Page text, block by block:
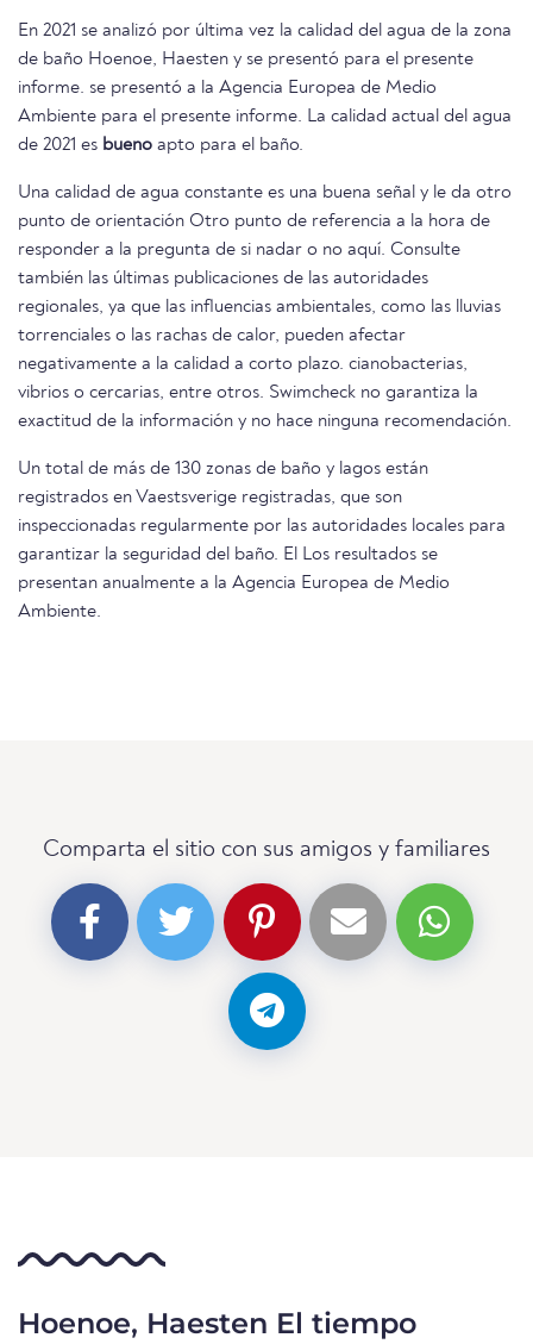
En 2021 se analizó por última vez la calidad del agua de la zona
de baño Hoenoe, Haesten y se presentó para el presente
informe. se presentó a la Agencia Europea de Medio
Ambiente para el presente informe. La calidad actual del agua
de 2021 es bueno apto para el baño.
Una calidad de agua constante es una buena señal y le da otro
punto de orientación Otro punto de referencia a la hora de
responder a la pregunta de si nadar o no aquí. Consulte
también las últimas publicaciones de las autoridades
regionales, ya que las influencias ambientales, como las lluvias
torrenciales o las rachas de calor, pueden afectar
negativamente a la calidad a corto plazo. cianobacterias,
vibrios o cercarias, entre otros. Swimcheck no garantiza la
exactitud de la información y no hace ninguna recomendación.
Un total de más de 130 zonas de baño y lagos están
registrados en Vaestsverige registradas, que son
inspeccionadas regularmente por las autoridades locales para
garantizar la seguridad del baño. El Los resultados se
presentan anualmente a la Agencia Europea de Medio
Ambiente.
Comparta el sitio con sus amigos y familiares
Hoenoe, Haesten El tiempo